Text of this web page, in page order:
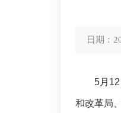
日期：
5月
和改革局